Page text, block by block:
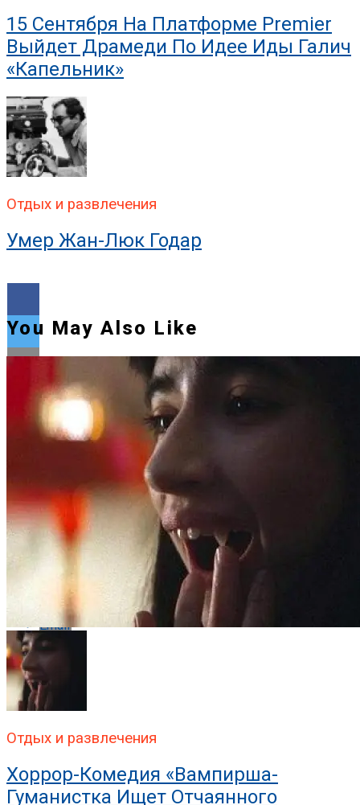
15 Сентября На Платформе Premier
Выйдет Драмеди По Идее Иды Галич
«Капельник»
Отдых и развлечения
Умер Жан-Люк Годар
Flipboard
Reddit
Pinterest
Whatsapp
Whatsapp
Email
You May Also Like
Отдых и развлечения
Хоррор-Комедия «Вампирша-
Гуманистка Ищет Отчаянного